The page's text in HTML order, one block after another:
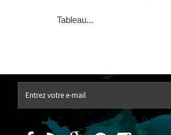
Tableau...